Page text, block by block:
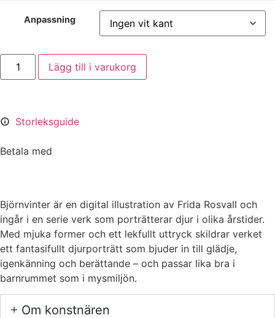
Anpassning
Lägg till i varukorg
Storleksguide
Betala med
Björnvinter är en digital illustration av Frida Rosvall och
ingår i en serie verk som porträtterar djur i olika årstider.
Med mjuka former och ett lekfullt uttryck skildrar verket
ett fantasifullt djurporträtt som bjuder in till glädje,
igenkänning och berättande – och passar lika bra i
barnrummet som i mysmiljön.
Om konstnären